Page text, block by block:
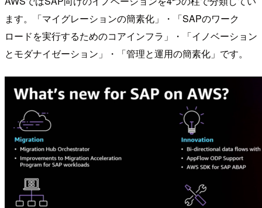
ます。「マイグレーションの簡素化」・「SAPのワーク
ロードを実行するためのコアインフラ」・「イノベーション
とモダナイゼーション」・「管理と運用の簡素化」です。